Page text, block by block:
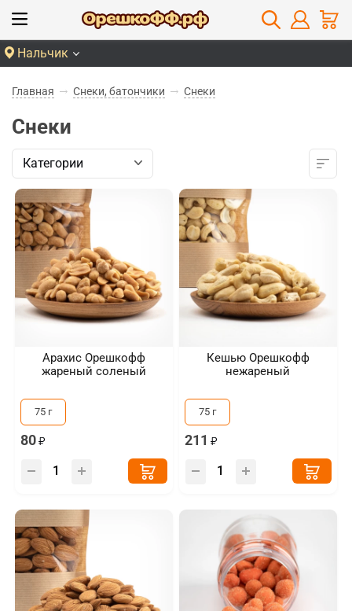
Нальчик
Главная Снеки, батончики Снеки
Снеки
Категории
Арахис Орешкофф
жареный соленый
75 г
80
Кешью Орешкофф
нежареный
75 г
211